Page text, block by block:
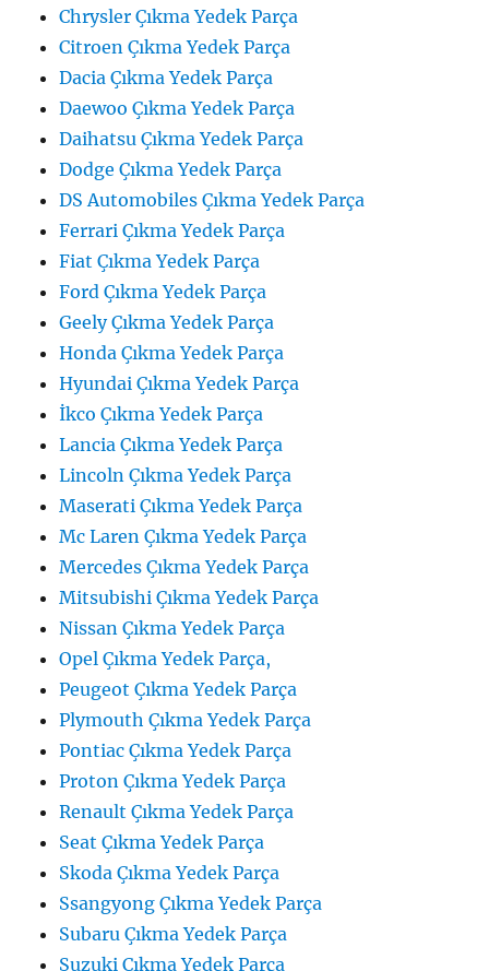
Chrysler Çıkma Yedek Parça
Citroen Çıkma Yedek Parça
Dacia Çıkma Yedek Parça
Daewoo Çıkma Yedek Parça
Daihatsu Çıkma Yedek Parça
Dodge Çıkma Yedek Parça
DS Automobiles Çıkma Yedek Parça
Ferrari Çıkma Yedek Parça
Fiat Çıkma Yedek Parça
Ford Çıkma Yedek Parça
Geely Çıkma Yedek Parça
Honda Çıkma Yedek Parça
Hyundai Çıkma Yedek Parça
İkco Çıkma Yedek Parça
Lancia Çıkma Yedek Parça
Lincoln Çıkma Yedek Parça
Maserati Çıkma Yedek Parça
Mc Laren Çıkma Yedek Parça
Mercedes Çıkma Yedek Parça
Mitsubishi Çıkma Yedek Parça
Nissan Çıkma Yedek Parça
Opel Çıkma Yedek Parça,
Peugeot Çıkma Yedek Parça
Plymouth Çıkma Yedek Parça
Pontiac Çıkma Yedek Parça
Proton Çıkma Yedek Parça
Renault Çıkma Yedek Parça
Seat Çıkma Yedek Parça
Skoda Çıkma Yedek Parça
Ssangyong Çıkma Yedek Parça
Subaru Çıkma Yedek Parça
Suzuki Çıkma Yedek Parça